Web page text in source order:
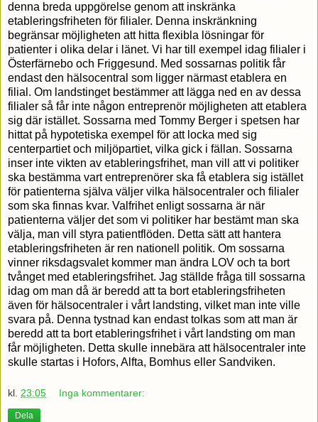
denna breda uppgörelse genom att inskränka
etableringsfriheten för filialer. Denna inskränkning
begränsar möjligheten att hitta flexibla lösningar för
patienter i olika delar i länet. Vi har till exempel idag filialer i
Österfärnebo och Friggesund. Med sossarnas politik får
endast den hälsocentral som ligger närmast etablera en
filial. Om landstinget bestämmer att lägga ned en av dessa
filialer så får inte någon entreprenör möjligheten att etablera
sig där istället. Sossarna med Tommy Berger i spetsen har
hittat på hypotetiska exempel för att locka med sig
centerpartiet och miljöpartiet, vilka gick i fällan. Sossarna
inser inte vikten av etableringsfrihet, man vill att vi politiker
ska bestämma vart entreprenörer ska få etablera sig istället
för patienterna själva väljer vilka hälsocentraler och filialer
som ska finnas kvar. Valfrihet enligt sossarna är när
patienterna väljer det som vi politiker har bestämt man ska
välja, man vill styra patientflöden. Detta sätt att hantera
etableringsfriheten är ren nationell politik. Om sossarna
vinner riksdagsvalet kommer man ändra LOV och ta bort
tvånget med etableringsfrihet. Jag ställde fråga till sossarna
idag om man då är beredd att ta bort etableringsfriheten
även för hälsocentraler i vårt landsting, vilket man inte ville
svara på. Denna tystnad kan endast tolkas som att man är
beredd att ta bort etableringsfrihet i vårt landsting om man
får möjligheten. Detta skulle innebära att hälsocentraler inte
skulle startas i Hofors, Alfta, Bomhus eller Sandviken.
kl. 23:05 Inga kommentarer:
Dela